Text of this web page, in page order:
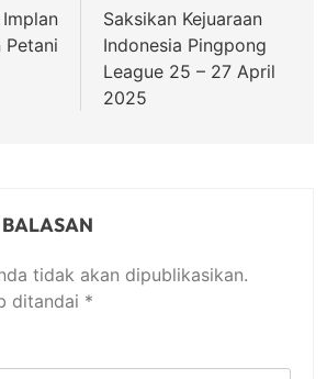
Implan
Petani
Saksikan Kejuaraan
Indonesia Pingpong
League 25 – 27 April
2025
tidak akan dipublikasikan.
ditandai *